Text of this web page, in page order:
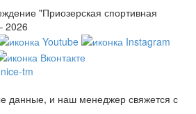
"Приозерская спортивная
2026
tm
данные, и наш менеджер свяжется с